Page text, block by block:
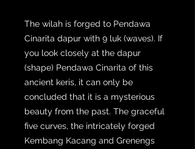
The wilah is forged to Pendawa
Cinarita dapur with 9 luk (waves). If
you look closely at the dapur
(shape) Pendawa Cinarita of this
ancient keris, it can only be
concluded that it is a mysterious
beauty from the past. The graceful
five curves, the intricately forged
Kembang Kacang and Grenengs